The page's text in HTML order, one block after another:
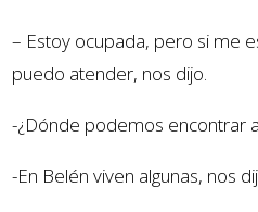
– Estoy ocupada, pero si me
puedo atender, nos dijo.
-¿Dónde podemos encontrar
-En Belén viven algunas, nos